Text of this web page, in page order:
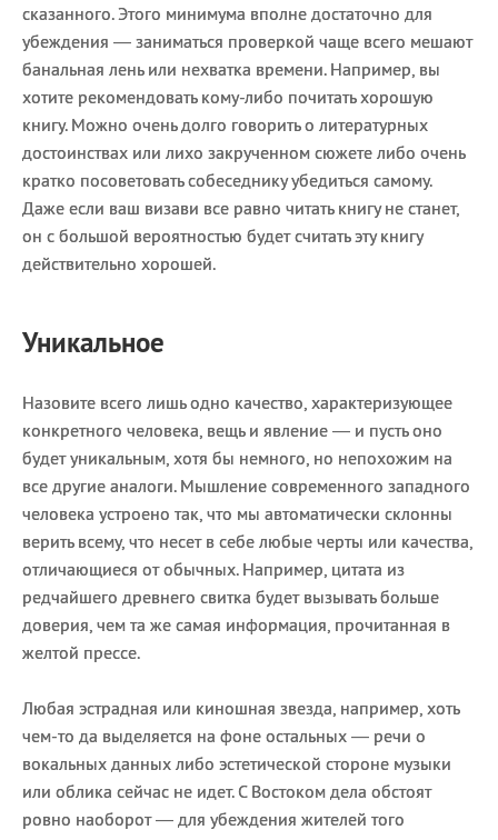
сказанного. Этого минимума вполне достаточно для
убеждения — заниматься проверкой чаще всего мешают
банальная лень или нехватка времени. Например, вы
хотите рекомендовать кому-либо почитать хорошую
книгу. Можно очень долго говорить о литературных
достоинствах или лихо закрученном сюжете либо очень
кратко посоветовать собеседнику убедиться самому.
Даже если ваш визави все равно читать книгу не станет,
он с большой вероятностью будет считать эту книгу
действительно хорошей.
Уникальное
Назовите всего лишь одно качество, характеризующее
конкретного человека, вещь и явление — и пусть оно
будет уникальным, хотя бы немного, но непохожим на
все другие аналоги. Мышление современного западного
человека устроено так, что мы автоматически склонны
верить всему, что несет в себе любые черты или качества,
отличающиеся от обычных. Например, цитата из
редчайшего древнего свитка будет вызывать больше
доверия, чем та же самая информация, прочитанная в
желтой прессе.
Любая эстрадная или киношная звезда, например, хоть
чем-то да выделяется на фоне остальных — речи о
вокальных данных либо эстетической стороне музыки
или облика сейчас не идет. С Востоком дела обстоят
ровно наоборот — для убеждения жителей того